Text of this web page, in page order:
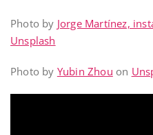
Photo by Jorge Martínez,
Unsplash
Photo by Yubin Zhou on